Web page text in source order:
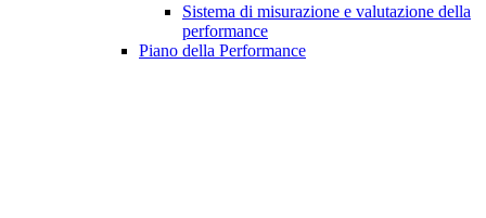
Sistema di misurazione e valutazione della
performance
Piano della Performance